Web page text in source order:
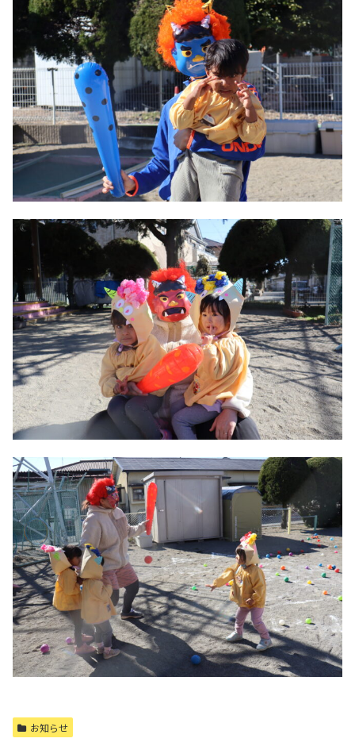
お知らせ